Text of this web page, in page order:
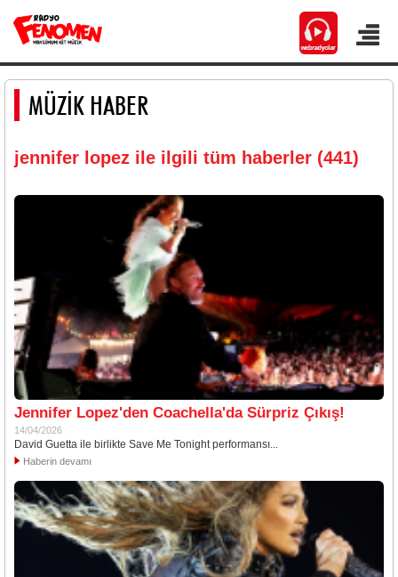
MÜZİK HABER
jennifer lopez ile ilgili tüm haberler (441)
Jennifer Lopez'den Coachella'da Sürpriz Çıkış!
14/04/2026
David Guetta ile birlikte Save Me Tonight performansı...
Haberin devamı